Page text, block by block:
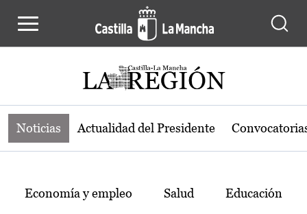
Noticias de la región de Castilla-La
Noticias Actualidad del Presidente
Temas
Economía y empleo Salud Educación